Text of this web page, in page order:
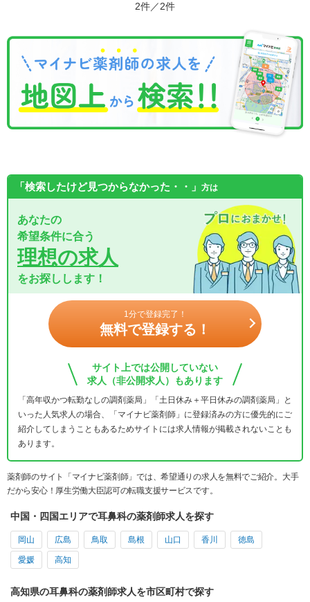
2件／2件
「検索したけど見つからなかった・・」 方は
あなたの
希望条件に合う
理想の求人
をお探しします！
1分で登録完了！
無料で登録する！
サイト上では公開していない
求人（非公開求人）もあります
「高年収かつ転勤なしの調剤薬局」「土日休み＋平日休みの調剤薬局」と
いった人気求人の場合、「マイナビ薬剤師」に登録済みの方に優先的にご
紹介してしまうこともあるためサイトには求人情報が掲載されないことも
あります。
薬剤師のサイト「マイナビ薬剤師」では、希望通りの求人を無料でご紹介。大手
だから安心！厚生労働大臣認可の転職支援サービスです。
中国・四国エリアで耳鼻科の薬剤師求人を探す
岡山 広島 鳥取 島根 山口 香川 徳島
愛媛 高知
高知県の耳鼻科の薬剤師求人を市区町村で探す